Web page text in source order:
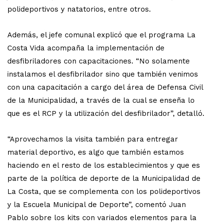
polideportivos y natatorios, entre otros.
Además, el jefe comunal explicó que el programa La
Costa Vida acompaña la implementación de
desfibriladores con capacitaciones. “No solamente
instalamos el desfibrilador sino que también venimos
con una capacitación a cargo del área de Defensa Civil
de la Municipalidad, a través de la cual se enseña lo
que es el RCP y la utilización del desfibrilador”, detalló.
“Aprovechamos la visita también para entregar
material deportivo, es algo que también estamos
haciendo en el resto de los establecimientos y que es
parte de la política de deporte de la Municipalidad de
La Costa, que se complementa con los polideportivos
y la Escuela Municipal de Deporte”, comentó Juan
Pablo sobre los kits con variados elementos para la